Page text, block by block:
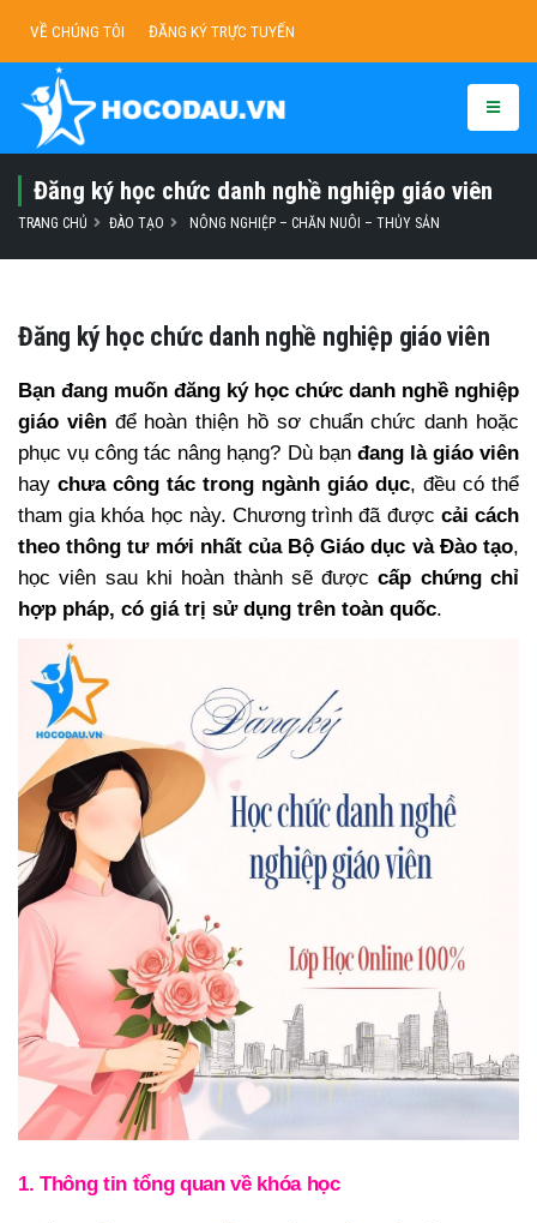
VỀ CHÚNG TÔI ĐĂNG KÝ TRỰC TUYẾN
Đăng ký học chức danh nghề nghiệp giáo viên
TRANG CHỦ ĐÀO TẠO NÔNG NGHIỆP – CHĂN NUÔI – THỦY SẢN
Đăng ký học chức danh nghề nghiệp giáo viên
Bạn đang muốn đăng ký học chức danh nghề nghiệp
giáo viênđể hoàn thiện hồ sơ chuẩn chức danh hoặc
phục vụ công tác nâng hạng? Dù bạn đang là giáo viên
hay chưa công tác trong ngành giáo dục, đều có thể
tham gia khóa học này. Chương trình đã được cải cách
theo thông tư mới nhất của Bộ Giáo dục và Đào tạo,
học viên sau khi hoàn thành sẽ đượccấp chứng chỉ
hợp pháp, có giá trị sử dụng trên toàn quốc.
1. Thông tin tổng quan về khóa học